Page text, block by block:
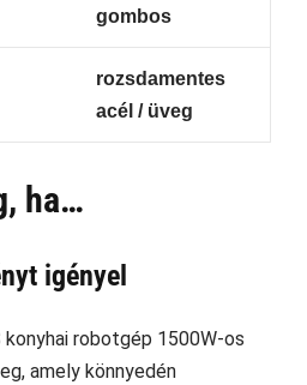
gombos
rozsdamentes
acél / üveg
ha…
igényel
robotgép 1500W-os
amely könnyedén